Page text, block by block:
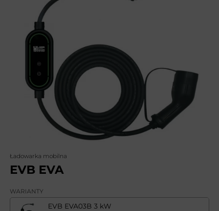
Ładowarka mobilna
EVB EVA
WARIANTY
EVB EVA03B 3 kW